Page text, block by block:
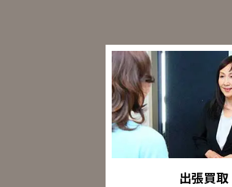
出張買取